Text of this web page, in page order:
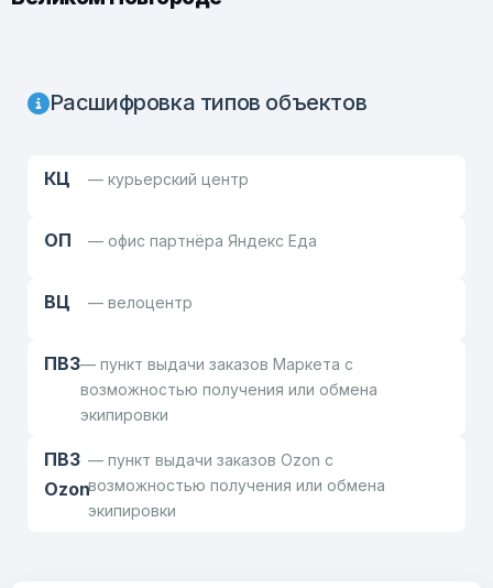
Расшифровка типов объектов
КЦ — курьерский центр
ОП — офис партнёра Яндекс Еда
ВЦ — велоцентр
ПВЗ— пункт выдачи заказов Маркета с
возможностью получения или обмена
экипировки
ПВЗ
Ozon
— пункт выдачи заказов Ozon с
возможностью получения или обмена
экипировки